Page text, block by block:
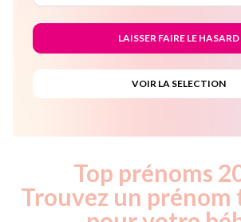
Top prénoms
Trouvez un prénom